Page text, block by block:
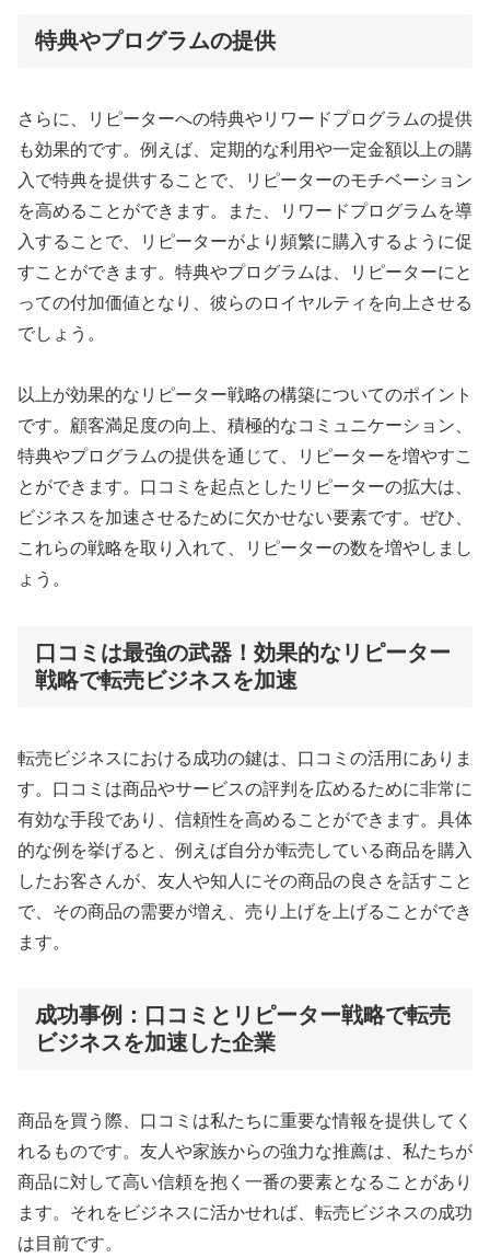
特典やプログラムの提供
さらに、リピーターへの特典やリワードプログラムの提供
も効果的です。例えば、定期的な利用や一定金額以上の購
入で特典を提供することで、リピーターのモチベーション
を高めることができます。また、リワードプログラムを導
入することで、リピーターがより頻繁に購入するように促
すことができます。特典やプログラムは、リピーターにと
っての付加価値となり、彼らのロイヤルティを向上させる
でしょう。
以上が効果的なリピーター戦略の構築についてのポイント
です。顧客満足度の向上、積極的なコミュニケーション、
特典やプログラムの提供を通じて、リピーターを増やすこ
とができます。口コミを起点としたリピーターの拡大は、
ビジネスを加速させるために欠かせない要素です。ぜひ、
これらの戦略を取り入れて、リピーターの数を増やしまし
ょう。
口コミは最強の武器！効果的なリピーター
戦略で転売ビジネスを加速
転売ビジネスにおける成功の鍵は、口コミの活用にありま
す。口コミは商品やサービスの評判を広めるために非常に
有効な手段であり、信頼性を高めることができます。具体
的な例を挙げると、例えば自分が転売している商品を購入
したお客さんが、友人や知人にその商品の良さを話すこと
で、その商品の需要が増え、売り上げを上げることができ
ます。
成功事例：口コミとリピーター戦略で転売
ビジネスを加速した企業
商品を買う際、口コミは私たちに重要な情報を提供してく
れるものです。友人や家族からの強力な推薦は、私たちが
商品に対して高い信頼を抱く一番の要素となることがあり
ます。それをビジネスに活かせれば、転売ビジネスの成功
は目前です。